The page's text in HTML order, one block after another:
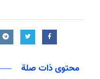
محتوى ذات صلة